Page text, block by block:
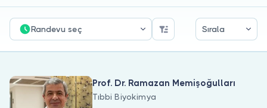
Hastalar için
Randevu seç Sırala
Prof. Dr. Ramazan Memişoğulları
Tıbbi Biyokimya